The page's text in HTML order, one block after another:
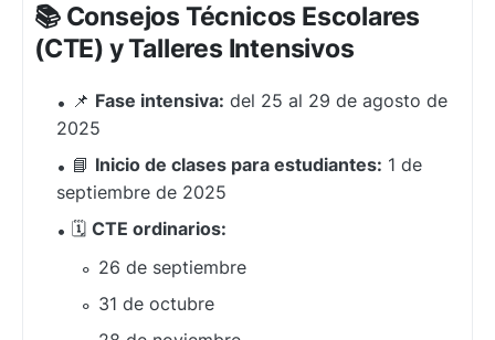
📚 Consejos Técnicos Escolares
(CTE) y Talleres Intensivos
📌 Fase intensiva: del 25 al 29 de agosto de
2025
📘 Inicio de clases para estudiantes: 1 de
septiembre de 2025
🗓️ CTE ordinarios:
26 de septiembre
31 de octubre